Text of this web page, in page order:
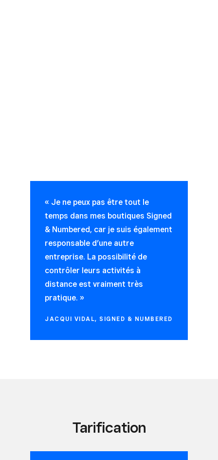
« Je ne peux pas être tout le
temps dans mes boutiques Signed
& Numbered, car je suis également
responsable d’une autre
entreprise. La possibilité de
contrôler leurs activités à
distance est vraiment très
pratique. »
JACQUI VIDAL, SIGNED & NUMBERED
Tarification